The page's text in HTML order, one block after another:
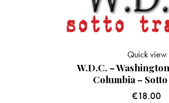
W.D.C. –
Columbia –
€18.00
Quick view